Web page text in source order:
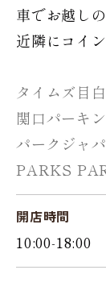
車でお越し
近隣にコイ
タイムズ目
関口パーキ
パークジャ
PARKS
開店時間
10:00-18:00